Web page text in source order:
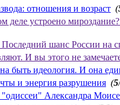
отношения и возраст (
деле устроено
шанс России на
И вы этого не
быть идеология. И она
и энергия разрушения (5
Александра